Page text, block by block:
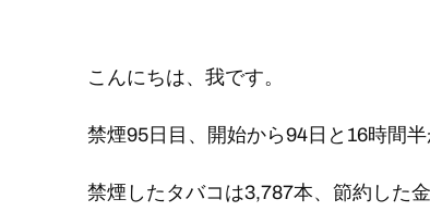
こんにちは、我です。
禁煙95日目、開始から94日と16時間
禁煙したタバコは3,787本、節約した